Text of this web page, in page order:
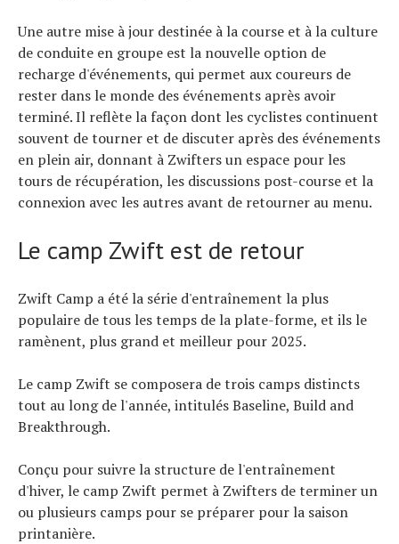
Une autre mise à jour destinée à la course et à la culture
de conduite en groupe est la nouvelle option de
recharge d'événements, qui permet aux coureurs de
rester dans le monde des événements après avoir
terminé. Il reflète la façon dont les cyclistes continuent
souvent de tourner et de discuter après des événements
en plein air, donnant à Zwifters un espace pour les
tours de récupération, les discussions post-course et la
connexion avec les autres avant de retourner au menu.
Le camp Zwift est de retour
Zwift Camp a été la série d'entraînement la plus
populaire de tous les temps de la plate-forme, et ils le
ramènent, plus grand et meilleur pour 2025.
Le camp Zwift se composera de trois camps distincts
tout au long de l'année, intitulés Baseline, Build and
Breakthrough.
Conçu pour suivre la structure de l'entraînement
d'hiver, le camp Zwift permet à Zwifters de terminer un
ou plusieurs camps pour se préparer pour la saison
printanière.